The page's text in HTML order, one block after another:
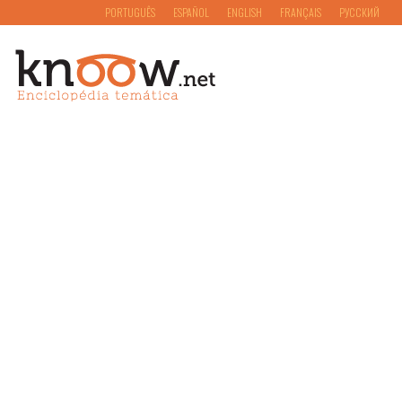
PORTUGUÊS ESPAÑOL ENGLISH FRANÇAIS РУССКИЙ